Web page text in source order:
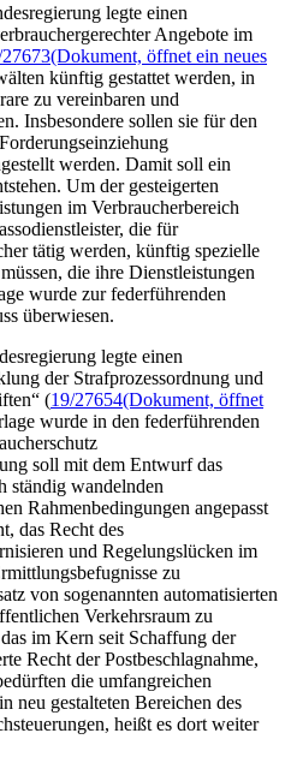
legte einen
Angebote im
(Dokument, öffnet ein neues
künftig gestattet werden, in
zu vereinbaren und
Insbesondere sollen sie für den
werden. Damit soll ein
Um der gesteigerten
im Verbraucherbereich
die für
tätig werden, künftig spezielle
die ihre Dienstleistungen
wurde zur federführenden
überwiesen.
legte einen
der Strafprozessordnung und
(19/27654(Dokument, öffnet
wurde in den federführenden
soll mit dem Entwurf das
ständig wandelnden
Rahmenbedingungen angepasst
das Recht des
und Regelungslücken im
zu
von sogenannten automatisierten
Verkehrsraum zu
im Kern seit Schaffung der
Recht der Postbeschlagnahme,
die umfangreichen
neu gestalteten Bereichen des
heißt es dort weiter